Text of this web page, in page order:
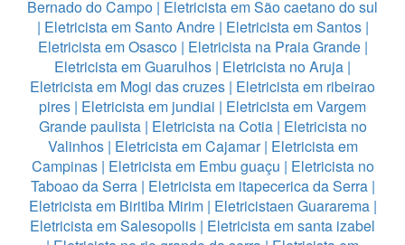
Bernado do Campo | Eletricista em São caetano do sul
| Eletricista em Santo Andre| Eletricista em Santos|
Eletricista em Osasco| Eletricista na Praia Grande|
Eletricista em Guarulhos | Eletricista no Aruja |
Eletricista em Mogi das cruzes | Eletricista em ribeirao
pires | Eletricista em jundiai | Eletricista em Vargem
Grande paulista| Eletricista na Cotia| Eletricista no
Valinhos| Eletricista em Cajamar| Eletricista em
Campinas| Eletricista em Embu guaçu | Eletricista no
Taboao da Serra| Eletricista em itapecerica da Serra|
Eletricista em Biritiba Mirim| Eletricistaen Guararema|
Eletricista em Salesopolis | Eletricista em santa izabel